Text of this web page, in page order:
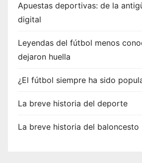
Apuestas deportivas: de la
digital
Leyendas del fútbol menos
dejaron huella
¿El fútbol siempre ha sido
La breve historia del deporte
La breve historia del baloncesto